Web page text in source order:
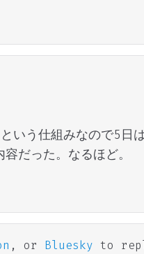
いう仕組みなので5日
だった。なるほど。
, or Bluesky to